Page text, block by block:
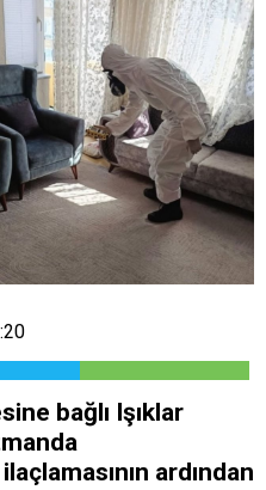
bağlı Işıklar
ardından